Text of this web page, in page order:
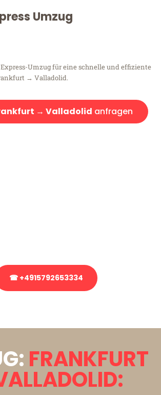
Umzug
Umzug für eine schnelle und effiziente
→ Valladolid.
→ Valladolid anfragen
☎ +4915792653334
FRANKFURT